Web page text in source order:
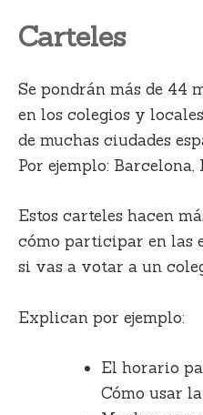
Carteles
Se pondrán más de 44
en los colegios y
de muchas ciudades
Por ejemplo:
Estos carteles hacen
cómo participar en las
si vas a votar a un
Explican por ejemplo:
El horario
Cómo usar